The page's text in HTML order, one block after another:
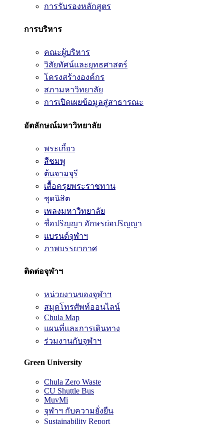
การรับรองหลักสูตร
การบริหาร
คณะผู้บริหาร
วิสัยทัศน์และยุทธศาสตร์
โครงสร้างองค์กร
สภามหาวิทยาลัย
การเปิดเผยข้อมูลสู่สาธารณะ
อัตลักษณ์มหาวิทยาลัย
พระเกี้ยว
สีชมพู
ต้นจามจุรี
เสื้อครุยพระราชทาน
ชุดนิสิต
เพลงมหาวิทยาลัย
ชื่อปริญญา อักษรย่อปริญญา
แบรนด์จุฬาฯ
ภาพบรรยากาศ
ติดต่อจุฬาฯ
หน่วยงานของจุฬาฯ
สมุดโทรศัพท์ออนไลน์
Chula Map
แผนที่และการเดินทาง
ร่วมงานกับจุฬาฯ
Green University
Chula Zero Waste
CU Shuttle Bus
MuvMi
จุฬาฯ กับความยั่งยืน
Sustainability Report